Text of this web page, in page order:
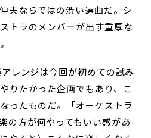
夫ならではの渋い選曲だ。シ
トラのメンバーが出す重厚な
レンジは今回が初めての試み
りたかった企画でもあり、こ
ったものだ。「オーケストラ
の方が何やってもいい感があ